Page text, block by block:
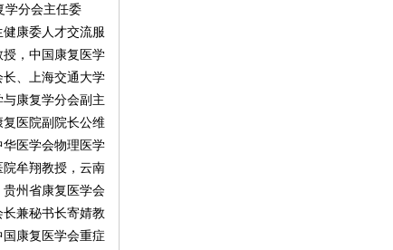
学分会主任委
康委人才交流服
，中国康复医学
、上海交通大学
康复学分会副主
医院副院长公维
医学会物理医学
牟翔教授，云南
州省康复医学会
兼秘书长寄婧教
康复医学会重症